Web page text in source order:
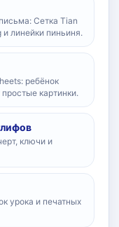
Сетка Tian
и линейки пиньиня.
ребёнок
картинки.
ключи и
урока и печатных